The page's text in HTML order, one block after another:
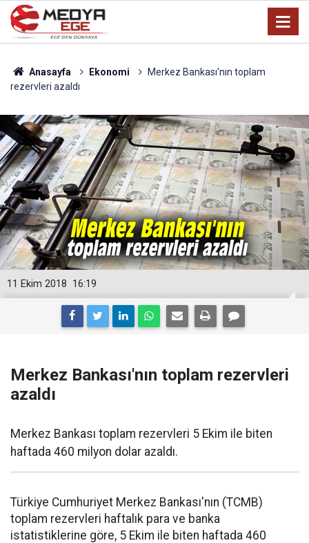
Anasayfa Ekonomi
Merkez Bankası'nın toplam
rezervleri azaldı
16:19
11 Ekim 2018
Merkez Bankası'nın toplam rezervleri
azaldı
Merkez Bankası toplam rezervleri 5 Ekim ile biten
haftada 460 milyon dolar azaldı.
Türkiye Cumhuriyet Merkez Bankası'nın (TCMB)
toplam rezervleri haftalık para ve banka
istatistiklerine göre, 5 Ekim ile biten haftada 460